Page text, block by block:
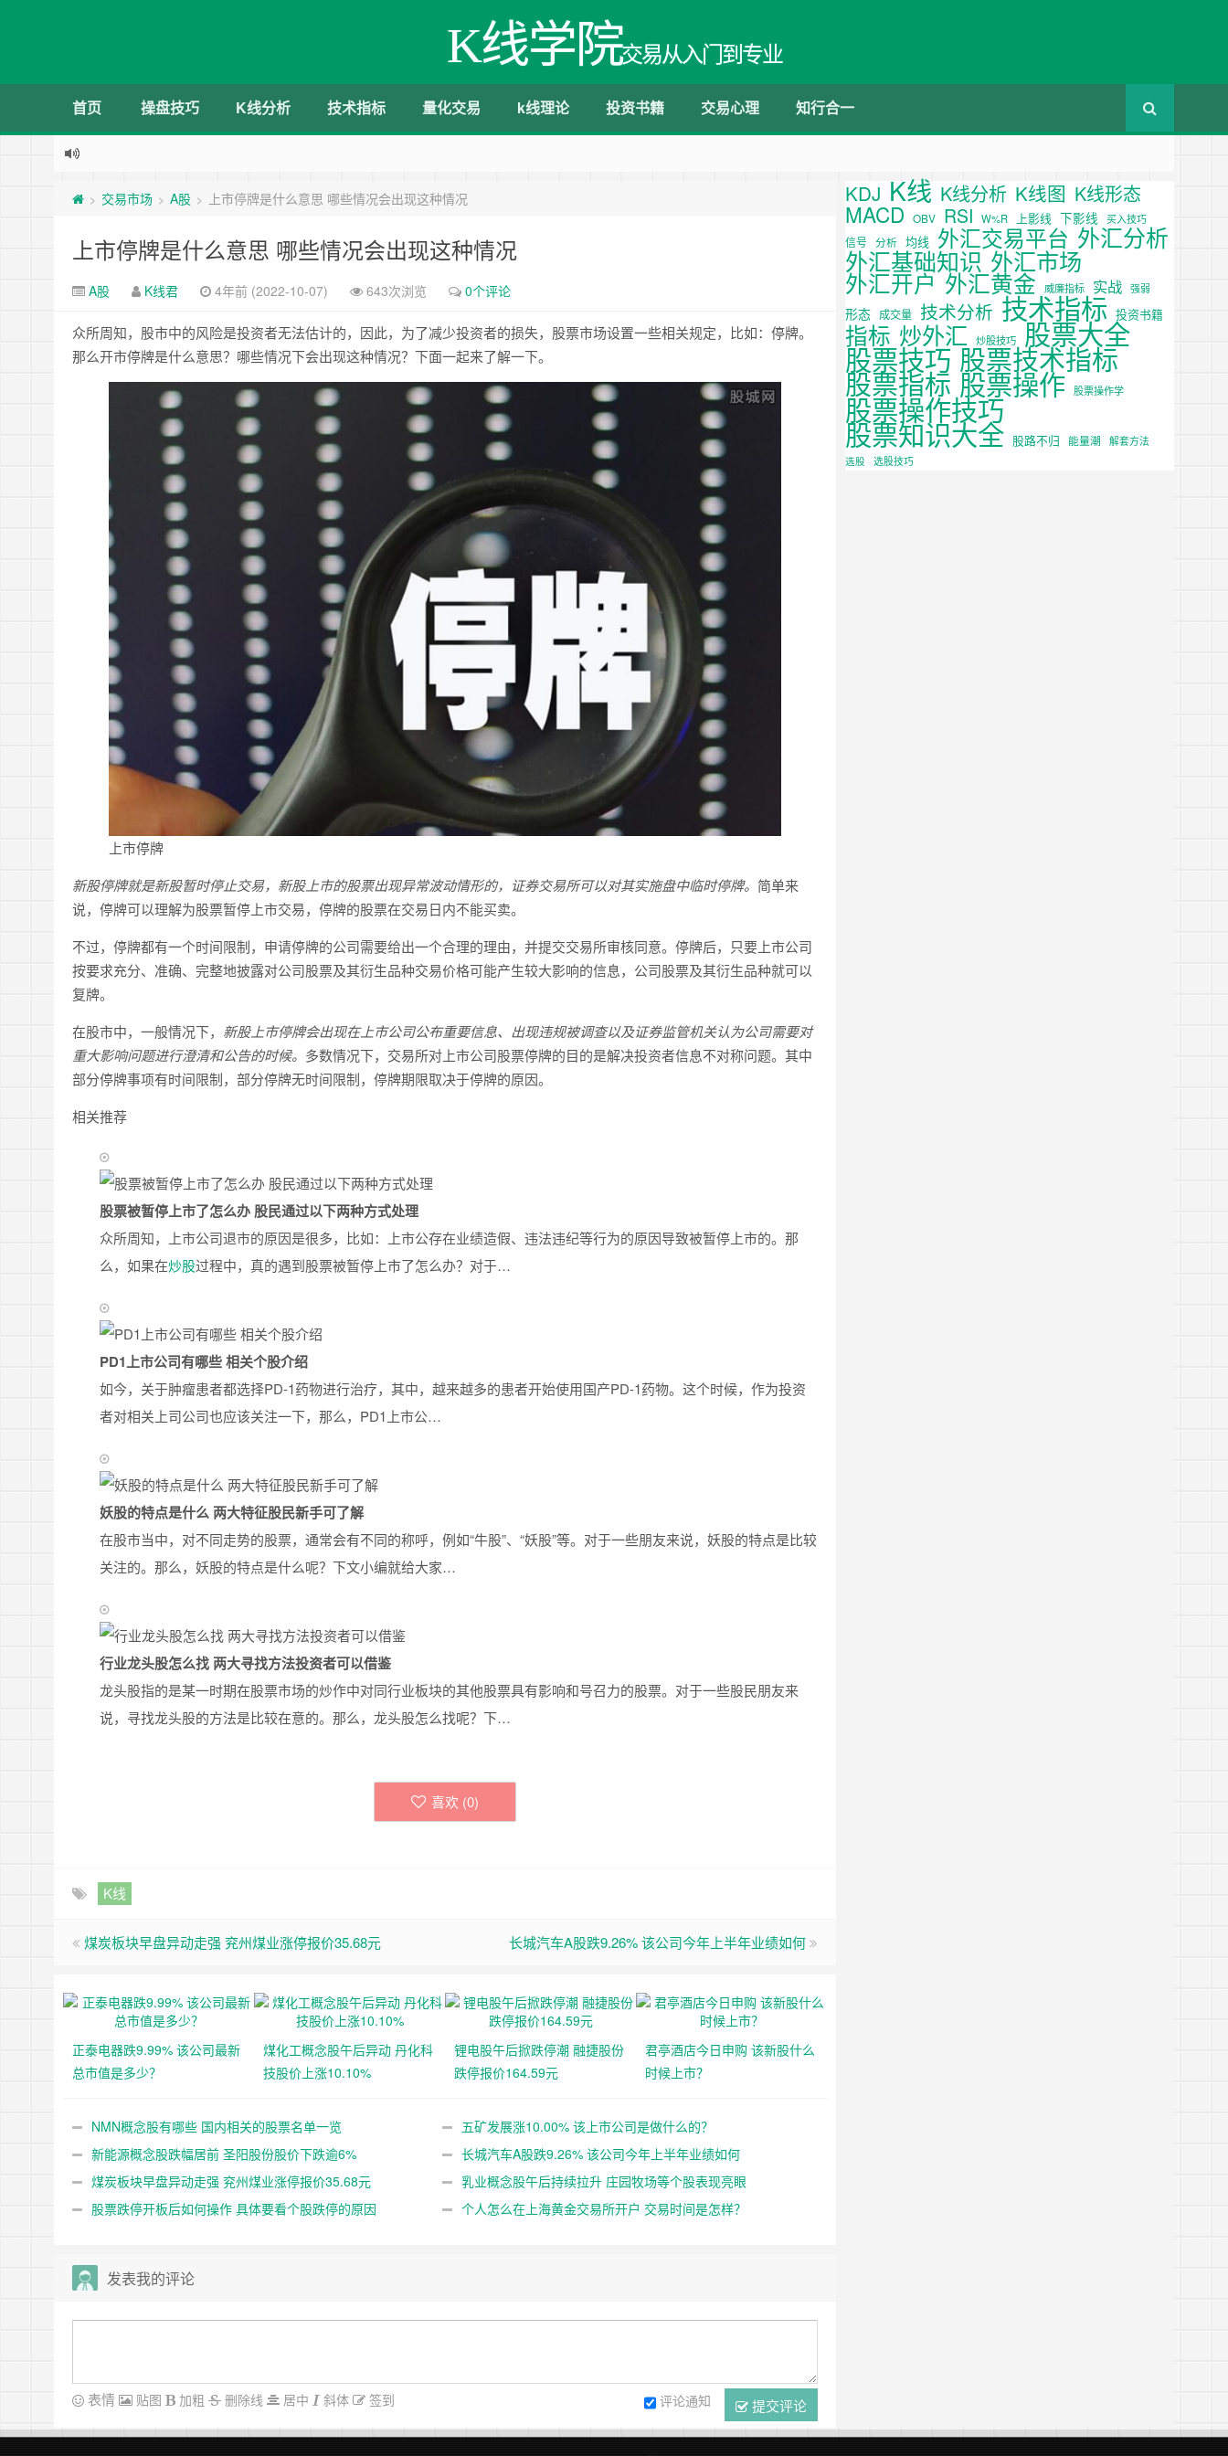
K线学院交易从入门到专业
首页 操盘技巧 K线分析 技术指标 量化交易 k线理论 投资书籍 交易心理 知行合一
> 交易市场 > A股 > 上市停牌是什么意思 哪些情况会出现这种情况
上市停牌是什么意思 哪些情况会出现这种情况
A股 K线君 4年前 (2022-10-07) 643次浏览 0个评论
众所周知，股市中的风险是投资者无法估计的，因此，为了减少投资者的损失，股票市场设置一些相关规定，比如：停牌。
那么开市停牌是什么意思？哪些情况下会出现这种情况？下面一起来了解一下。
上市停牌
新股停牌就是新股暂时停止交易，新股上市的股票出现异常波动情形的，证券交易所可以对其实施盘中临时停牌。 简单来
说，停牌可以理解为股票暂停上市交易，停牌的股票在交易日内不能买卖。
不过，停牌都有一个时间限制，申请停牌的公司需要给出一个合理的理由，并提交交易所审核同意。停牌后，只要上市公司
按要求充分、准确、完整地披露对公司股票及其衍生品种交易价格可能产生较大影响的信息，公司股票及其衍生品种就可以
复牌。
在股市中，一般情况下， 新股上市停牌会出现在上市公司公布重要信息、出现违规被调查以及证券监管机关认为公司需要对
重大影响问题进行澄清和公告的时候。 多数情况下，交易所对上市公司股票停牌的目的是解决投资者信息不对称问题。其中
部分停牌事项有时间限制，部分停牌无时间限制，停牌期限取决于停牌的原因。
相关推荐
股票被暂停上市了怎么办 股民通过以下两种方式处理
众所周知，上市公司退市的原因是很多，比如：上市公存在业绩造假、违法违纪等行为的原因导致被暂停上市的。那
么，如果在炒股过程中，真的遇到股票被暂停上市了怎么办？对于…
PD1上市公司有哪些 相关个股介绍
如今，关于肿瘤患者都选择PD-1药物进行治疗，其中，越来越多的患者开始使用国产PD-1药物。这个时候，作为投资
者对相关上司公司也应该关注一下，那么，PD1上市公…
妖股的特点是什么 两大特征股民新手可了解
在股市当中，对不同走势的股票，通常会有不同的称呼，例如“牛股”、“妖股”等。对于一些朋友来说，妖股的特点是比较
关注的。那么，妖股的特点是什么呢？下文小编就给大家…
行业龙头股怎么找 两大寻找方法投资者可以借鉴
龙头股指的是某一时期在股票市场的炒作中对同行业板块的其他股票具有影响和号召力的股票。对于一些股民朋友来
说，寻找龙头股的方法是比较在意的。那么，龙头股怎么找呢？下…
喜欢 (0)
K线
煤炭板块早盘异动走强 兖州煤业涨停报价35.68元 长城汽车A股跌9.26% 该公司今年上半年业绩如何
正泰电器跌9.99% 该公司最新
总市值是多少？
煤化工概念股午后异动 丹化科
技股价上涨10.10%
锂电股午后掀跌停潮 融捷股份
跌停报价164.59元
君亭酒店今日申购 该新股什么
时候上市？
NMN概念股有哪些 国内相关的股票名单一览
五矿发展涨10.00% 该上市公司是做什么的？
新能源概念股跌幅居前 圣阳股份股价下跌逾6%
长城汽车A股跌9.26% 该公司今年上半年业绩如何
煤炭板块早盘异动走强 兖州煤业涨停报价35.68元
乳业概念股午后持续拉升 庄园牧场等个股表现亮眼
股票跌停开板后如何操作 具体要看个股跌停的原因
个人怎么在上海黄金交易所开户 交易时间是怎样？
发表我的评论
提交评论
评论通知
表情 贴图 加粗 删除线 居中 斜体 签到
KDJ K线 K线分析 K线图 K线形态
MACD OBV RSI W%R 上影线 下影线 买入技巧
信号 分析 均线 外汇交易平台 外汇分析
外汇基础知识 外汇市场
外汇开户 外汇黄金 威廉指标 实战 强弱
形态 成交量 技术分析 技术指标 投资书籍
指标 炒外汇 炒股技巧 股票大全
股票技巧 股票技术指标
股票指标 股票操作 股票操作学
股票操作技巧
股票知识大全 股路不归 能量潮
解套方法
选股
选股技巧